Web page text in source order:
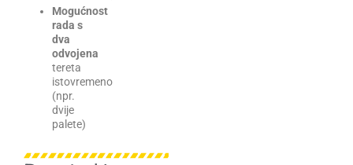
Mogućnost
rada s
dva
odvojena
tereta
istovremeno
(npr.
dvije
palete)